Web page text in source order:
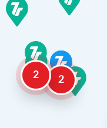
2
2